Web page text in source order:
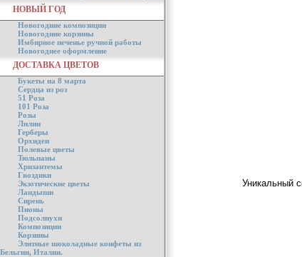
НОВЫЙ ГОД
Новогодние композиции
Новогодние корзины
Имбирное печенье ручной работы
Новогоднее оформление
ДОСТАВКА ЦВЕТОВ
Букеты на 8 марта
Сердца из роз
51 Роза
101 Роза
Розы
Лилии
Герберы
Орхидеи
Полевые цветы
Тюльпаны
Хризантемы
Гвоздики
Экзотические цветы
Ландыши
Сирень
Пионы
Подсолнухи
Композиции
Корзины
Элитные шоколадные конфеты из
Бельгии, Италии.
Уникальный